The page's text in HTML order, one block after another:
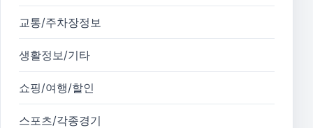
교통/주차장정보
생활정보/기타
쇼핑/여행/할인
스포츠/각종경기